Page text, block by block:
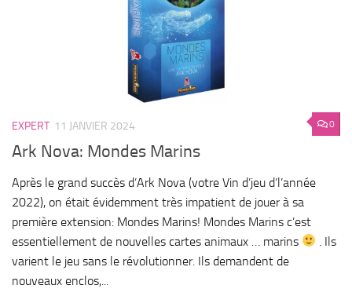
0
EXPERT 11 JANVIER 2024
Ark Nova: Mondes Marins
Après le grand succès d’Ark Nova (votre Vin d’jeu d’l’année
2022), on était évidemment très impatient de jouer à sa
première extension: Mondes Marins! Mondes Marins c’est
essentiellement de nouvelles cartes animaux … marins
. Ils
varient le jeu sans le révolutionner. Ils demandent de
nouveaux enclos,...